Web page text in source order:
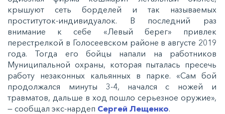
крышуют сеть борделей и так называемых
проституток-индивидуалок. В последний раз
внимание к себе «Левый берег» привлек
перестрелкой в Голосеевском районе в августе 2019
года. Тогда его бойцы напали на работников
Муниципальной охраны, которая пыталась пресечь
работу незаконных кальянных в парке. «Сам бой
продолжался минуты 3-4, начался с ножей и
травматов, дальше в ход пошло серьезное оружие»,
— сообщал экс-нардеп Сергей Лещенко.